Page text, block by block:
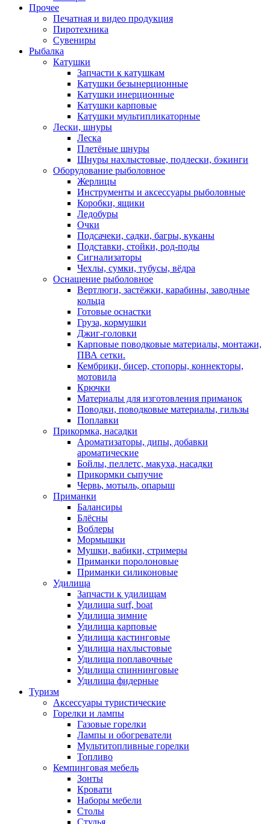
Прочее
Печатная и видео продукция
Пиротехника
Сувениры
Рыбалка
Катушки
Запчасти к катушкам
Катушки безынерционные
Катушки инерционные
Катушки карповые
Катушки мультипликаторные
Лески, шнуры
Леска
Плетёные шнуры
Шнуры нахлыстовые, подлески, бэкинги
Оборудование рыболовное
Жерлицы
Инструменты и аксессуары рыболовные
Коробки, ящики
Ледобуры
Очки
Подсачеки, садки, багры, куканы
Подставки, стойки, род-поды
Сигнализаторы
Чехлы, сумки, тубусы, вёдра
Оснащение рыболовное
Вертлюги, застёжки, карабины, заводные
кольца
Готовые оснастки
Груза, кормушки
Джиг-головки
Карповые поводковые материалы, монтажи,
ПВА сетки.
Кембрики, бисер, стопоры, коннекторы,
мотовила
Крючки
Материалы для изготовления приманок
Поводки, поводковые материалы, гильзы
Поплавки
Прикормка, насадки
Ароматизаторы, дипы, добавки
ароматические
Бойлы, пеллетс, макуха, насадки
Прикормки сыпучие
Червь, мотыль, опарыш
Приманки
Балансиры
Блёсны
Воблеры
Мормышки
Мушки, вабики, стримеры
Приманки поролоновые
Приманки силиконовые
Удилища
Запчасти к удилищам
Удилища surf, boat
Удилища зимние
Удилища карповые
Удилища кастинговые
Удилища нахлыстовые
Удилища поплавочные
Удилища спиннинговые
Удилища фидерные
Туризм
Аксессуары туристические
Горелки и лампы
Газовые горелки
Лампы и обогреватели
Мультитопливные горелки
Топливо
Кемпинговая мебель
Зонты
Кровати
Наборы мебели
Столы
Стулья